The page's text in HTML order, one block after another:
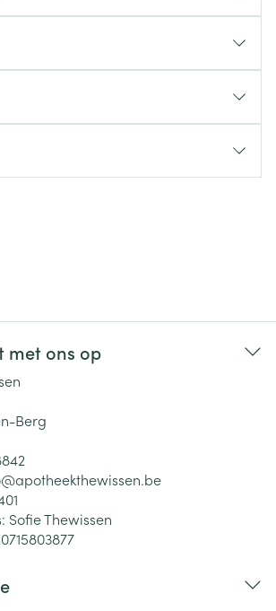
met ons op
Berg
apotheekthewissen.be
Sofie Thewissen